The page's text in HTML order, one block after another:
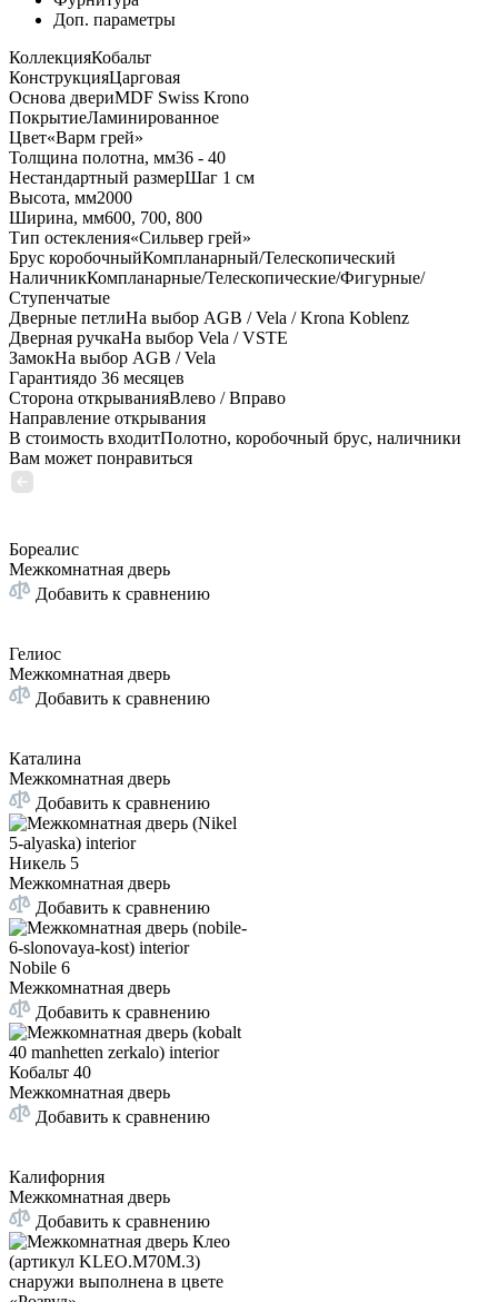
Доп. параметры
КоллекцияКобальт
КонструкцияЦарговая
Основа двериMDF Swiss Krono
ПокрытиеЛаминированное
Цвет«Варм грей»
Толщина полотна, мм36 - 40
Нестандартный размерШаг 1 см
Высота, мм2000
Ширина, мм600, 700, 800
Тип остекления«Сильвер грей»
Брус коробочныйКомпланарный/Телескопический
НаличникКомпланарные/Телескопические/Фигурные/
Ступенчатые
Дверные петлиНа выбор AGB / Vela / Krona Koblenz
Дверная ручкаНа выбор Vela / VSTE
ЗамокНа выбор AGB / Vela
Гарантиядо 36 месяцев
Сторона открыванияВлево / Вправо
Направление открывания
В стоимость входитПолотно, коробочный брус, наличники
Вам может понравиться
Бореалис
Межкомнатная дверь
Добавить к сравнению
Гелиос
Межкомнатная дверь
Добавить к сравнению
Каталина
Межкомнатная дверь
Добавить к сравнению
Никель 5
Межкомнатная дверь
Добавить к сравнению
Nobile 6
Межкомнатная дверь
Добавить к сравнению
Кобальт 40
Межкомнатная дверь
Добавить к сравнению
Калифорния
Межкомнатная дверь
Добавить к сравнению